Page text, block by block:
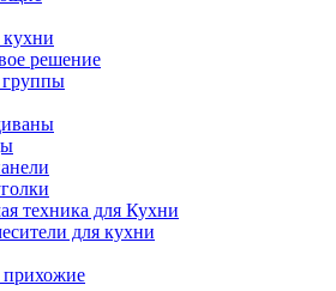
решение
техника для Кухни
для кухни